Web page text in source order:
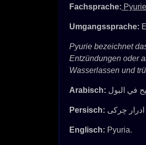
Fachsprache: Pyurie
Umgangssprache:
Pyurie bezeichnet
Entzündungen oder
Wasserlassen und
Arabisch: في البول
Persisch: ادرار چرکی
Englisch: Pyuria.